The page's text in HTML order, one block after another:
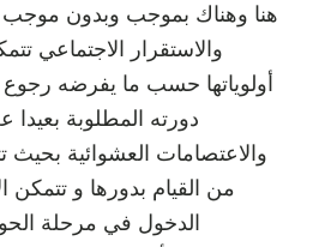
هنا وهناك بموجب وبدون موجب
والاستقرار الاجتماعي
أولوياتها حسب ما يفرضه رجوع
دورته المطلوبة بعيدا
والاعتصامات العشوائية بحيث
من القيام بدورها و تتمكن
الدخول في مرحلة